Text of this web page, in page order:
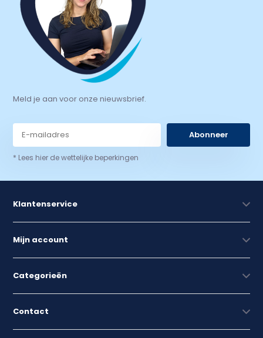
Meld je aan voor onze nieuwsbrief.
Abonneer
* Lees hier de wettelijke beperkingen
Klantenservice
Mijn account
Categorieën
Contact